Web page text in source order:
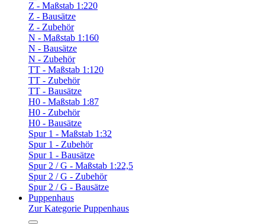
Z - Maßstab 1:220
Z - Bausätze
Z - Zubehör
N - Maßstab 1:160
N - Bausätze
N - Zubehör
TT - Maßstab 1:120
TT - Zubehör
TT - Bausätze
H0 - Maßstab 1:87
H0 - Zubehör
H0 - Bausätze
Spur 1 - Maßstab 1:32
Spur 1 - Zubehör
Spur 1 - Bausätze
Spur 2 / G - Maßstab 1:22,5
Spur 2 / G - Zubehör
Spur 2 / G - Bausätze
Puppenhaus
Zur Kategorie Puppenhaus